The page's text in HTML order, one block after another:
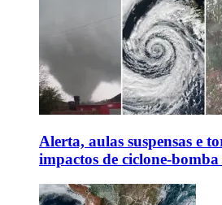
Alerta, aulas suspensas e
impactos de ciclone-